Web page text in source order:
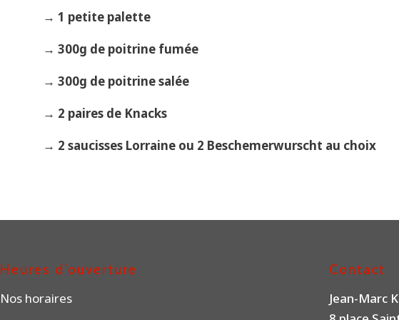
→ 1 petite palette
→ 300g de poitrine fumée
→ 300g de poitrine salée
→ 2 paires de Knacks
→ 2 saucisses Lorraine ou 2 Beschemerwurscht au choix
Heures d’ouverture
Nos horaires
Contact
Jean-Marc